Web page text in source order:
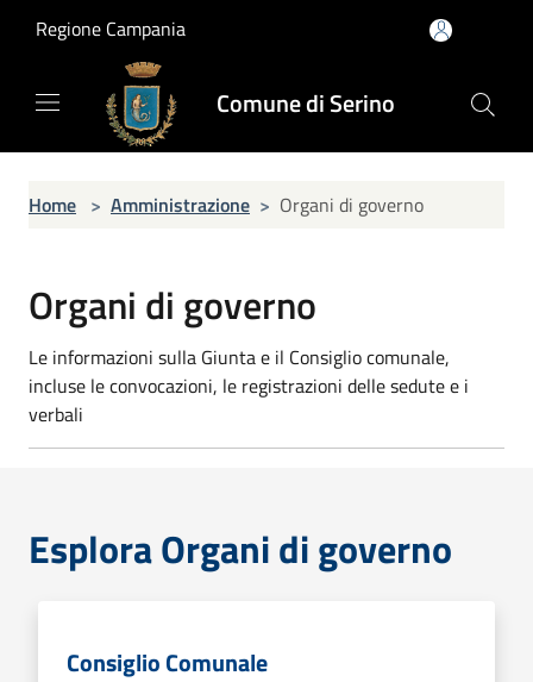
Regione Campania
Comune di Serino
Home > Amministrazione > Organi di governo
Organi di governo
Le informazioni sulla Giunta e il Consiglio comunale,
incluse le convocazioni, le registrazioni delle sedute e i
verbali
Esplora Organi di governo
Consiglio Comunale